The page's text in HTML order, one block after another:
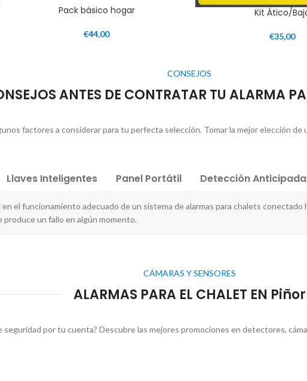
Pack básico hogar
€44,00
Kit Ático/
€35,00
CONSEJOS
ANTES DE CONTRATAR TU ALARMA
factores a considerar para tu perfecta selección. Tomar la mejor elección de
Llaves Inteligentes Panel Portátil Detección Anticipada
el funcionamiento adecuado de un sistema de alarmas para chalets
un fallo en algún momento.
CÁMARAS Y SENSORES
ALARMAS PARA EL CHALET EN Piñor
seguridad por tu cuenta? Descubre las mejores promociones en detectores,